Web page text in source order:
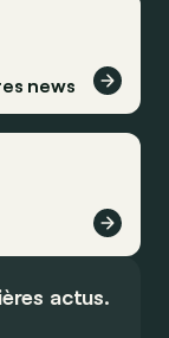
news
actus.